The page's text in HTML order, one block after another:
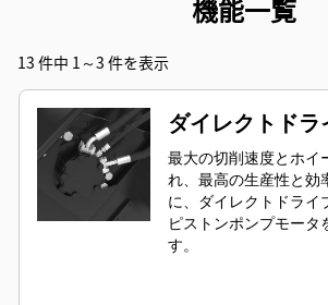
機能一覧
13 件中 1～3 件を表示
ダイレクトド
最大の切削速度とホイ
れ、最高の生産性と効
に、ダイレクトドライ
ピストンポンプモータ
す。